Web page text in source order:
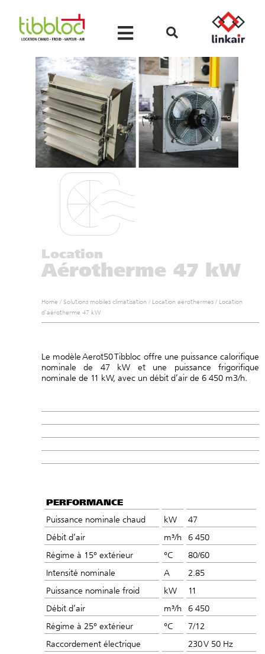
Location
Aérotherme 47 kW
Home / Solutions mobiles climatisation / Location aérothermes / Location
d’aérotherme 47 kW
Le modèle Aerot50 Tibbloc offre une puissance calorifique
nominale de 47 kW et une puissance frigorifique
nominale de 11 kW, avec un débit d’air de 6 450 m3/h.
PERFORMANCE
Puissance nominale chaud kW
47
Débit d’air
m³/h 6 450
Régime à 15° extérieur
°C
80/60
Intensité nominale
A
2.85
Puissance nominale froid
kW
11
Débit d’air
m³/h 6 450
Régime à 25° extérieur
°C
7/12
Raccordement électrique
230 V 50 Hz